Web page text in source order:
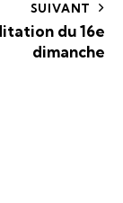
SUIVANT
du 16e
dimanche